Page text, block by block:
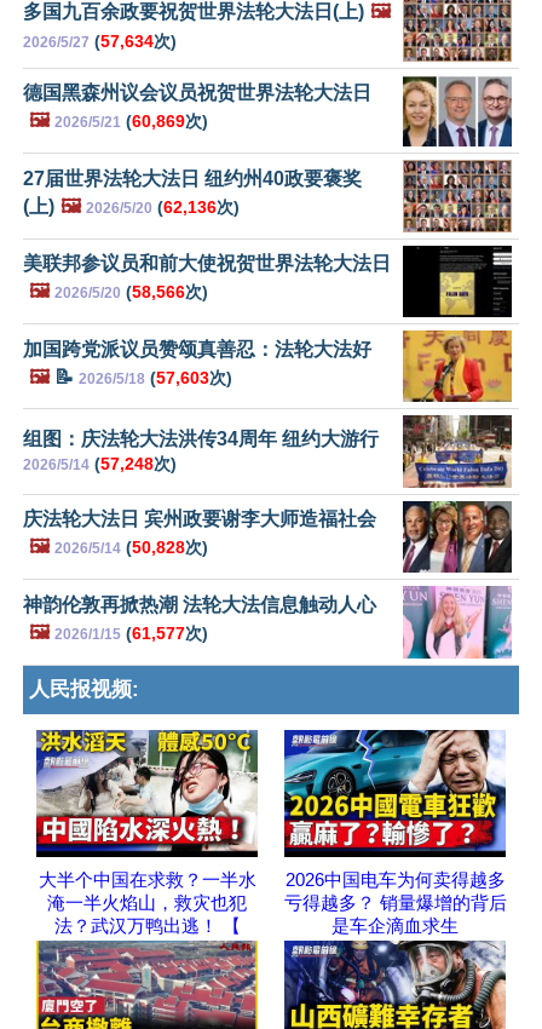
多国九百余政要祝贺世界法轮大法日(上) 🖼️
2026/5/27 (57,634次)
德国黑森州议会议员祝贺世界法轮大法日
🖼️ 2026/5/21 (60,869次)
27届世界法轮大法日 纽约州40政要褒奖
(上) 🖼️ 2026/5/20 (62,136次)
美联邦参议员和前大使祝贺世界法轮大法日
🖼️ 2026/5/20 (58,566次)
加国跨党派议员赞颂真善忍：法轮大法好
🖼️📝 2026/5/18 (57,603次)
组图：庆法轮大法洪传34周年 纽约大游行
2026/5/14 (57,248次)
庆法轮大法日 宾州政要谢李大师造福社会
🖼️ 2026/5/14 (50,828次)
神韵伦敦再掀热潮 法轮大法信息触动人心
🖼️ 2026/1/15 (61,577次)
人民报视频:
大半个中国在求救？一半水
淹一半火焰山，救灾也犯
法？武汉万鸭出逃！ 【
2026中国电车为何卖得越多
亏得越多？ 销量爆增的背后
是车企滴血求生